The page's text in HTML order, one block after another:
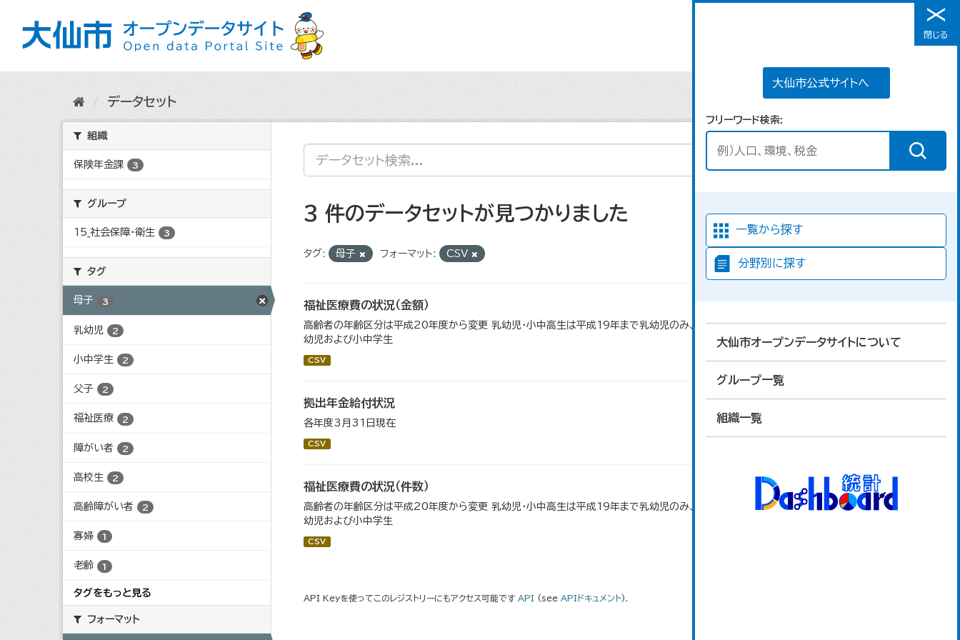
メニュー
大仙市公式サイトへ
フリーワード検索
一覧から探す
分野別に探す
大仙市オープンデータサイトについて
グループ一覧
組織一覧
閉じる
データセット
組織
保険年金課 3
グループ
15_社会保障・衛生 3
タグ
母子 3
乳幼児 2
小中学生 2
父子 2
福祉医療 2
障がい者 2
高校生 2
高齢障がい者 2
寡婦 1
老齢 1
タグをもっと見る
フォーマット
3 件のデータセットが見つかりました
タグ: 母子 フォーマット: CSV
福祉医療費の状況（金額）
高齢者の年齢区分は平成20年度から変更 乳幼児・小中高生は平成19年まで乳幼児のみ、平成20年度から令和元年度までは乳
幼児および小中学生
CSV
拠出年金給付状況
各年度3月31日現在
CSV
福祉医療費の状況（件数）
高齢者の年齢区分は平成20年度から変更 乳幼児・小中高生は平成19年まで乳幼児のみ、平成20年度から令和元年度までは乳
幼児および小中学生
CSV
API Keyを使ってこのレジストリーにもアクセス可能です API (see APIドキュメント).